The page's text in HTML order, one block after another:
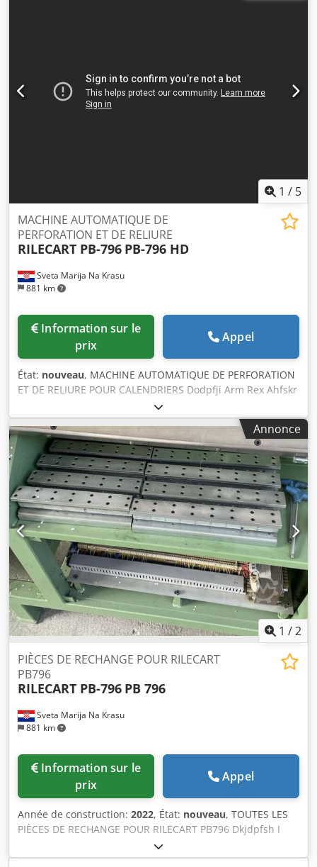
1 / 5
Sveta Marija Na Krasu
881 km
MACHINE AUTOMATIQUE DE
PERFORATION ET DE RELIURE
RILECART PB-796 PB-796 HD
prix
Appel
État: nouveau, MACHINE AUTOMATIQUE DE PERFORATION
ET DE RELIURE POUR CALENDRIERS Dodpfji Arm Rex Ahfskr
Annonce
1 /2
Sveta Marija Na Krasu
881 km
PIÈCES DE RECHANGE POUR RILECART
PB796
RILECART PB-796 PB 796
prix
Appel
Année de construction: 2022, État: nouveau, TOUTES LES
PIÈCES DE RECHANGE POUR RILECART PB796 Dkjdpfsh I
Nhcjx Ahfor OUTIL DE POINÇONNAGE, ÉLECTRONIQUE,
ETC.